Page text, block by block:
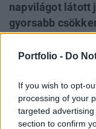
Portfolio - Do
If you wish to opt-
processing of your
targeted
section to confirm
napvilágot látott
gyorsabb
New York-i Fed
vállalatok
pesszimizmus:
pontra csökkent.